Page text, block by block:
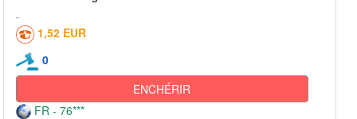
1,52 EUR
0
ENCHÉRIR
FR - 76***